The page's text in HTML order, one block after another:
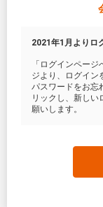
2021年1月よりロ
「ログインペー
ジより、ログイン
パスワードをお忘
リックし、新しい
願いします。